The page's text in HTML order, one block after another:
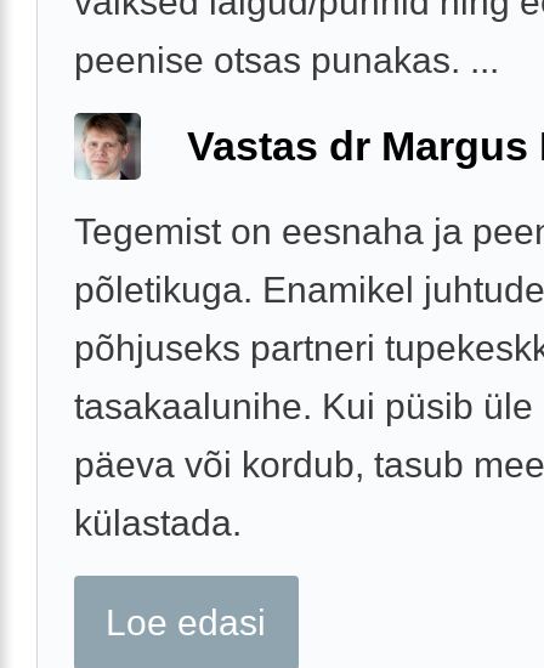
peenise otsas punakas. ...
Vastas dr Margus
Tegemist on eesnaha ja
põletikuga. Enamikel
põhjuseks partneri
tasakaalunihe. Kui püsib üle
päeva või kordub, tasub
külastada.
Loe edasi